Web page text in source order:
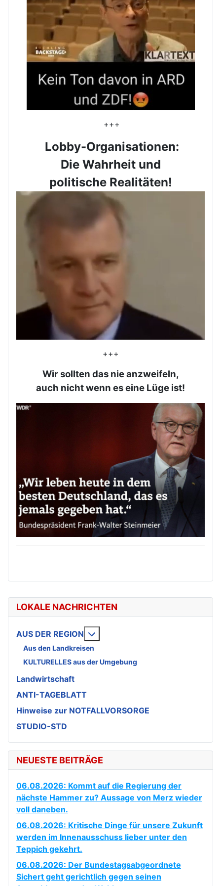
LOKALE NACHRICHTEN
AUS DER REGION
Aus den Landkreisen
KULTURELLES aus der Umgebung
Landwirtschaft
ANTI-TAGEBLATT
Hinweise zur NOTFALLVORSORGE
STUDIO-STD
NEUESTE BEITRÄGE
06.08.2026: Kommt auf die Regierung der
nächste Hammer zu? Aussage von Merz wieder
voll daneben.
06.08.2026: Kritische Dinge für unsere Zukunft
werden im Innenausschuss lieber unter den
Teppich gekehrt.
06.08.2026: Der Bundestagsabgeordnete
Sichert geht gerichtlich gegen seinen
+++
Lobby-Organisationen:
Die Wahrheit und
politische Realitäten!
+++
Wir sollten das nie anzweifeln,
auch nicht wenn es eine Lüge ist!